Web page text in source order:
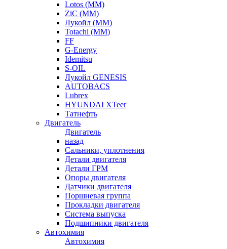
Lotos (ММ)
ZiC (ММ)
Лукойл (ММ)
Totachi (MM)
FF
G-Energy
Idemitsu
S-OIL
Лукойл GENESIS
AUTOBACS
Lubrex
HYUNDAI XTeer
Татнефть
Двигатель
Двигатель
назад
Сальники, уплотнения
Детали двигателя
Детали ГРМ
Опоры двигателя
Датчики двигателя
Поршневая группа
Прокладки двигателя
Система выпуска
Подшипники двигателя
Автохимия
Автохимия